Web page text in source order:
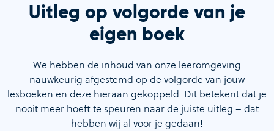
Uitleg op volgorde van je
eigen boek
We hebben de inhoud van onze leeromgeving
nauwkeurig afgestemd op de volgorde van jouw
lesboeken en deze hieraan gekoppeld. Dit betekent dat je
nooit meer hoeft te speuren naar de juiste uitleg – dat
hebben wij al voor je gedaan!